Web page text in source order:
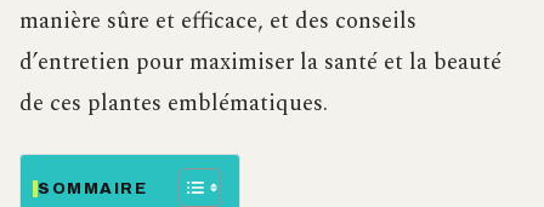
manière sûre et efficace, et des conseils
d’entretien pour maximiser la santé et la beauté
de ces plantes emblématiques.
SOMMAIRE